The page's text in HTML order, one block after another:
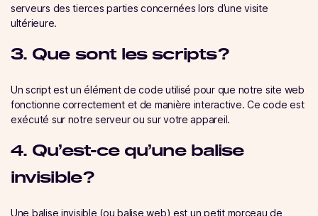
serveurs des tierces parties concernées lors d’une visite
ultérieure.
3. Que sont les scripts ?
Un script est un élément de code utilisé pour que notre site web
fonctionne correctement et de manière interactive. Ce code est
exécuté sur notre serveur ou sur votre appareil.
4. Qu’est-ce qu’une balise
invisible ?
Une balise invisible (ou balise web) est un petit morceau de